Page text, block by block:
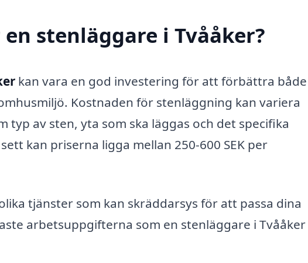
stenläggare i Tvååker?
kan vara en god investering för att förbättra både
Kostnaden för stenläggning kan variera
typ av sten, yta som ska läggas och det specifika
kan priserna ligga mellan 250-600 SEK per
tjänster som kan skräddarsys för att passa dina
arbetsuppgifterna som en stenläggare i